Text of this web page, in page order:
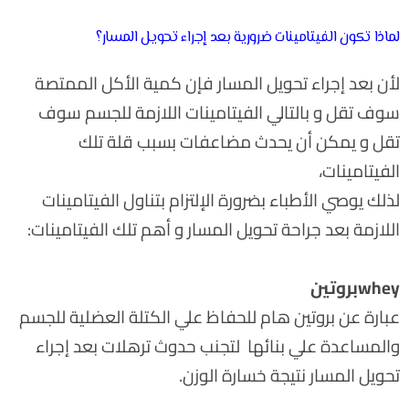
لماذا تكون الفيتامينات ضرورية بعد إجراء تحويل المسار؟
لأن بعد إجراء تحويل المسار فإن كمية الأكل الممتصة
سوف تقل و بالتالي الفيتامينات اللازمة للجسم سوف
تقل و يمكن أن يحدث مضاعفات بسبب قلة تلك
الفيتامينات،
لذلك يوصي الأطباء بضرورة الإلتزام بتناول الفيتامينات
اللازمة بعد جراحة تحويل المسار و أهم تلك الفيتامينات:
wheyبروتين
عبارة عن بروتين هام للحفاظ علي الكتلة العضلية للجسم
والمساعدة علي بنائها لتجنب حدوث ترهلات بعد إجراء
تحويل المسار نتيجة خسارة الوزن.